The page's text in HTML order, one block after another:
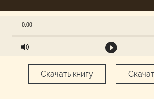
0:00
Скачать книгу